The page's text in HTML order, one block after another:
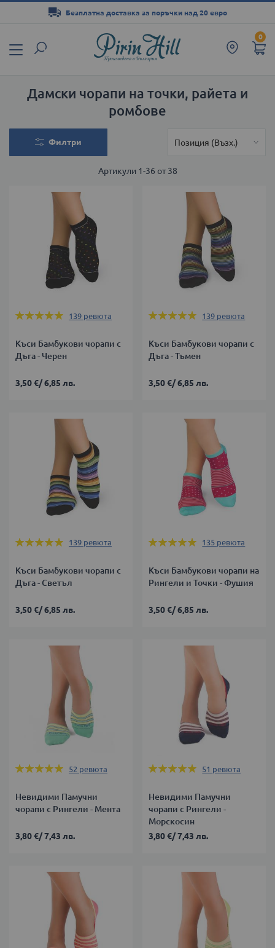
0
Безплатна доставка за поръчки над 20 евро
съдържанието
Дамски чорапи на точки, райета и
ромбове
Филтри
Артикули 1-36 от38
Оценка:
139 ревюта
Къси Бамбукови чорапи с
Дъга - Черен
3,50 €/6,85 лв.
Оценка:
139 ревюта
Къси Бамбукови чорапи с
Дъга - Тъмен
3,50 €/6,85 лв.
Оценка:
139 ревюта
Къси Бамбукови чорапи с
Дъга - Светъл
3,50 €/6,85 лв.
Оценка:
135 ревюта
Къси Бамбукови чорапи на
Рингели и Точки - Фушия
3,50 €/6,85 лв.
Оценка:
52 ревюта
Невидими Памучни
чорапи с Рингели - Мента
3,80 €/7,43 лв.
Оценка:
51 ревюта
Невидими Памучни
чорапи с Рингели -
Морскосин
3,80 €/7,43 лв.